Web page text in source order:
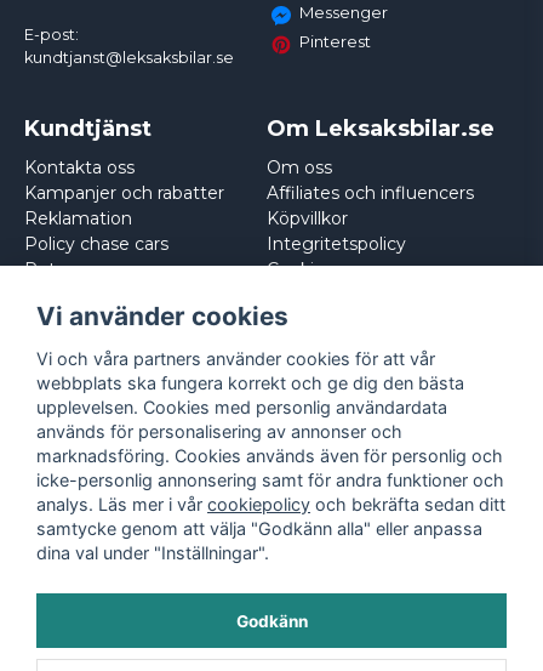
E-post:
kundtjanst@leksaksbilar.se
Messenger
Pinterest
Kundtjänst
Kontakta oss
Kampanjer och rabatter
Reklamation
Policy chase cars
Returnera
Om Leksaksbilar.se
Om oss
Affiliates och influencers
Köpvillkor
Integritetspolicy
Cookies
Vi använder cookies
Vi och våra partners använder cookies för att vår
webbplats ska fungera korrekt och ge dig den bästa
upplevelsen. Cookies med personlig användardata
används för personalisering av annonser och
marknadsföring. Cookies används även för personlig och
icke-personlig annonsering samt för andra funktioner och
analys. Läs mer i vår cookiepolicy och bekräfta sedan ditt
samtycke genom att välja "Godkänn alla" eller anpassa
dina val under "Inställningar".
Godkänn